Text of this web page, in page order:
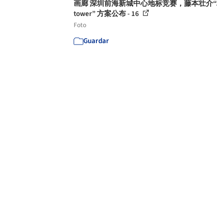
画廊 深圳前海新城中心地标竞赛，藤本壮介
tower” 方案公布 - 16
Foto
Guardar